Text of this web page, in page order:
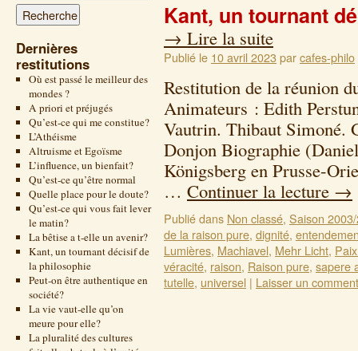
Dernières
restitutions
Où est passé le meilleur des
mondes ?
A priori et préjugés
Qu’est-ce qui me constitue?
L’Athéisme
Altruisme et Egoïsme
L’influence, un bienfait?
Qu’est-ce qu’être normal
Quelle place pour le doute?
Qu’est-ce qui vous fait lever
le matin?
La bêtise a t-elle un avenir?
Kant, un tournant décisif de
la philosophie
Peut-on être authentique en
société?
La vie vaut-elle qu’on
meure pour elle?
La pluralité des cultures
Kant, un tournant
→ Lire la suite
Publié le 10 avril 2023parcafes-philo
Restitution de la réunion
Animateurs : Edith
Vautrin. Thibaut Simoné.
Donjon Biographie
Königsberg en Prusse-
… Continuer la lecture →
Publié dans Non classé, Saison
de la raison pure, dignité,
Lumières, Machiavel, Mehr Licht,
véracité, raison, Raison pure, sapere
tutelle, universel | Laisser un